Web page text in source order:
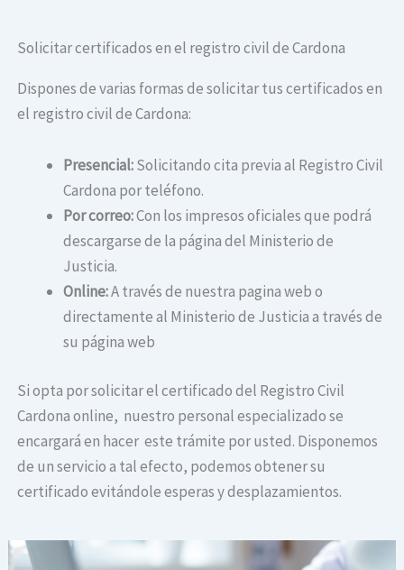
Solicitar certificados en el registro civil de Cardona
Dispones de varias formas de solicitar tus certificados en
el registro civil de Cardona:
Presencial:Solicitando cita previa al Registro Civil
Cardona por teléfono.
Por correo:Con los impresos oficiales que podrá
descargarse de la página del Ministerio de
Justicia.
Online:A través de nuestra pagina web o
directamente al Ministerio de Justicia a través de
su página web
Si opta por solicitar el certificado del Registro Civil
Cardona online, nuestro personal especializado se
encargará en hacer este trámite por usted. Disponemos
de un servicio a tal efecto, podemos obtener su
certificado evitándole esperas y desplazamientos.